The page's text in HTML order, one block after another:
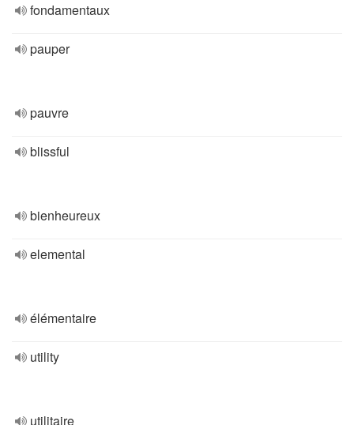
fondamentaux
pauper
pauvre
blissful
bienheureux
elemental
élémentaire
utility
utilitaire